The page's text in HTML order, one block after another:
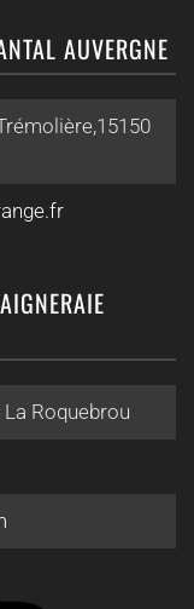
AUVERGNE
Roquebrou